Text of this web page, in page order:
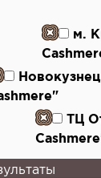
м.
ТЦ